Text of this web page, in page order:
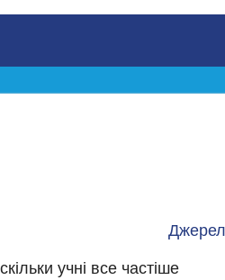
учні все частіше